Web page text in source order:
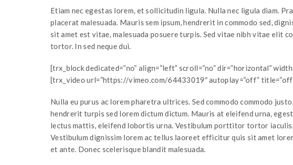
Etiam nec egestas lorem, et sollicitudin ligula. Nulla nec ligula diam.
placerat malesuada. Mauris sem ipsum, hendrerit in commodo sed,
sit amet est vitae, malesuada posuere turpis. Sed vitae nibh vitae elit
tortor. In sed neque dui.
[trx_block dedicated=”no” align=”left” scroll=”no” dir=”horizontal”
[trx_video url=”https://vimeo.com/64433019″ autoplay=”off”
Nulla eu purus ac lorem pharetra ultrices. Sed commodo commodo
hendrerit turpis sed lorem dictum dictum. Mauris at eleifend urna,
lectus mattis, eleifend lobortis urna. Vestibulum porttitor tortor
Vestibulum dignissim lorem ac tellus laoreet efficitur quis sit amet
et ante. Donec scelerisque blandit malesuada.